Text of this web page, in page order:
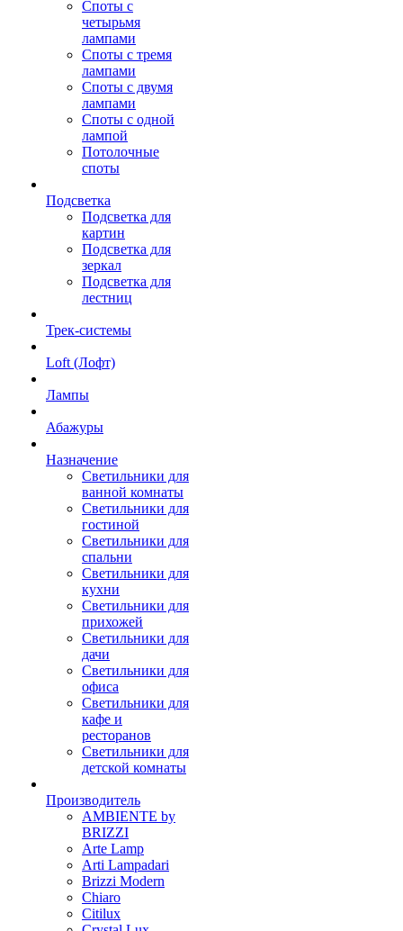
Споты с
четырьмя
лампами
Споты с тремя
лампами
Споты с двумя
лампами
Споты с одной
лампой
Потолочные
споты
Подсветка
Подсветка для
картин
Подсветка для
зеркал
Подсветка для
лестниц
Трек-системы
Loft (Лофт)
Лампы
Абажуры
Назначение
Светильники для
ванной комнаты
Светильники для
гостиной
Светильники для
спальни
Светильники для
кухни
Светильники для
прихожей
Светильники для
дачи
Светильники для
офиса
Светильники для
кафе и
ресторанов
Светильники для
детской комнаты
Производитель
AMBIENTE by
BRIZZI
Arte Lamp
Arti Lampadari
Brizzi Modern
Chiaro
Citilux